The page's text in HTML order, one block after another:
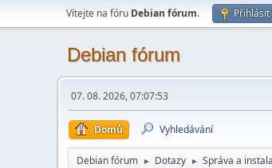
Vítejte na fóru Debian fórum. Přihlásit
Debian fórum
07. 08. 2026, 07:07:53
Domů Vyhledávání
Debian fórum ► Dotazy ► Správa a